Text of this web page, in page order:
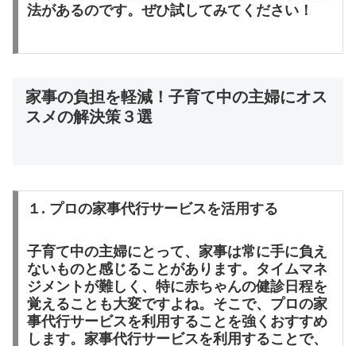
法があるのです。ぜひ試してみてください！
家事の負担を軽減！子育て中の主婦にオス
スメの解決策３選
１. プロの家事代行サービスを活用する
子育て中の主婦にとって、家事は常に手に負え
ないものと感じることがあります。タイムマネ
ジメントが難しく、特に赤ちゃんの健診日程を
覚えることも大変ですよね。そこで、プロの家
事代行サービスを利用することを強くおすすめ
します。 家事代行サービスを利用することで、